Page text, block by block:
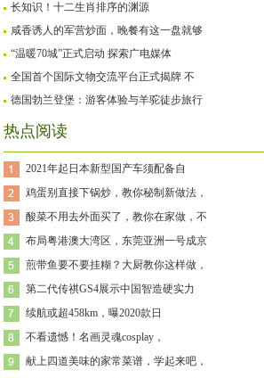
长知识！十二生肖排序的渊源
咸香诱人的军营炒面，晚餐有这一盘就够
“温暖70城”正式启动 探索广电媒体
全国首个国际文物交流平台正式揭牌 不
德国勃兰登堡：游客体验与羊驼徒步旅行
热点阅读
2021年起日本新型国产车须配备自
鸡蛋别直接下锅炒，教你秘制新做法，
酸菜不用去外面买了，教你在家做，不
布局粤港澳大湾区，东莞亚洲一号成京
煎带鱼要不要挂糊？大厨教你这样做，
第二代传祺GS4展示中国智造硬实力
续航或超458km，曝2020款日
不看遗憾！名画灵魂cosplay，
献上四道美味的家常菜谱，学起来吧，